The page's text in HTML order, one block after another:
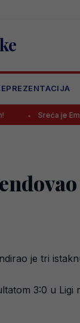
je Emanu Košpi
je tri
3:0 u